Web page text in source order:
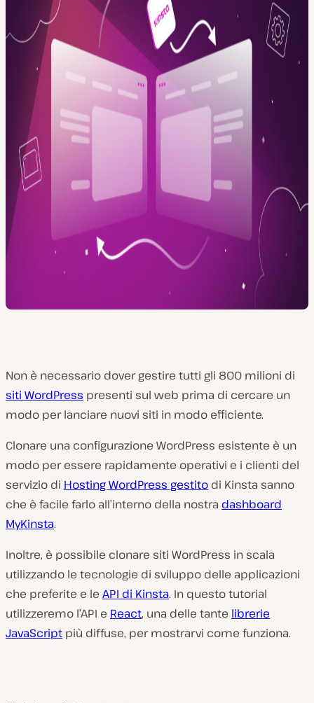
Non è necessario dover gestire tutti gli 800 milioni di
siti WordPress presenti sul web prima di cercare un
modo per lanciare nuovi siti in modo efficiente.
Clonare una configurazione WordPress esistente è un
modo per essere rapidamente operativi e i clienti del
servizio di Hosting WordPress gestito di Kinsta sanno
che è facile farlo all’interno della nostra dashboard
MyKinsta.
Inoltre, è possibile clonare siti WordPress in scala
utilizzando le tecnologie di sviluppo delle applicazioni
che preferite e le API di Kinsta. In questo tutorial
utilizzeremo l’API e React, una delle tante librerie
JavaScript più diffuse, per mostrarvi come funziona.